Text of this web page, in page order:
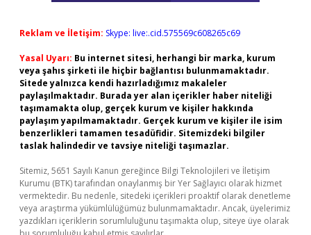
Reklam ve İletişim: Skype: live:.cid.575569c608265c69
Yasal Uyarı: Bu internet sitesi, herhangi bir marka, kurum
veya şahıs şirketi ile hiçbir bağlantısı bulunmamaktadır.
Sitede yalnızca kendi hazırladığımız makaleler
paylaşılmaktadır. Burada yer alan içerikler haber niteliği
taşımamakta olup, gerçek kurum ve kişiler hakkında
paylaşım yapılmamaktadır. Gerçek kurum ve kişiler ile isim
benzerlikleri tamamen tesadüfidir. Sitemizdeki bilgiler
taslak halindedir ve tavsiye niteliği taşımazlar.
Sitemiz, 5651 Sayılı Kanun gereğince Bilgi Teknolojileri ve İletişim
Kurumu (BTK) tarafından onaylanmış bir Yer Sağlayıcı olarak hizmet
vermektedir. Bu nedenle, sitedeki içerikleri proaktif olarak denetleme
veya araştırma yükümlülüğümüz bulunmamaktadır. Ancak, üyelerimiz
yazdıkları içeriklerin sorumluluğunu taşımakta olup, siteye üye olarak